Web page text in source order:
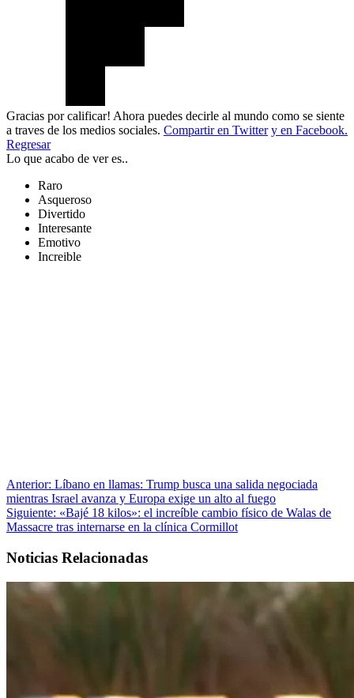
Gracias por calificar! Ahora puedes decirle al mundo como se siente
a traves de los medios sociales. Compartir en Twitter y en Facebook.
Regresar
Lo que acabo de ver es..
Raro
Asqueroso
Divertido
Interesante
Emotivo
Increible
Anterior: Líbano en llamas: Trump busca una salida negociada
mientras Israel avanza y Europa exige un alto al fuego
Siguiente: «Bajé 18 kilos»: el increíble cambio físico de Walas de
Massacre tras internarse en la clínica Cormillot
Noticias Relacionadas